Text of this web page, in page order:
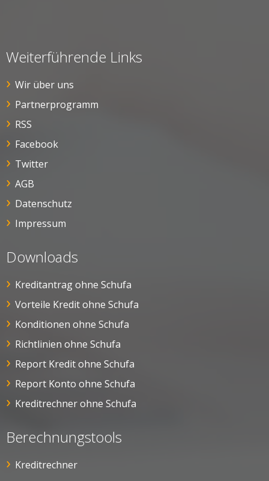
Weiterführende Links
Wir über uns
Partnerprogramm
RSS
Facebook
Twitter
AGB
Datenschutz
Impressum
Downloads
Kreditantrag ohne Schufa
Vorteile Kredit ohne Schufa
Konditionen ohne Schufa
Richtlinien ohne Schufa
Report Kredit ohne Schufa
Report Konto ohne Schufa
Kreditrechner ohne Schufa
Berechnungstools
Kreditrechner